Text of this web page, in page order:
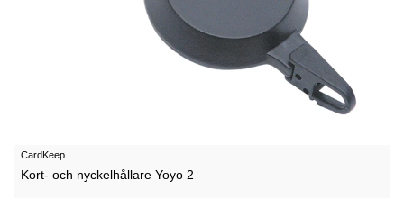
CardKeep
Kort- och nyckelhållare Yoyo 2